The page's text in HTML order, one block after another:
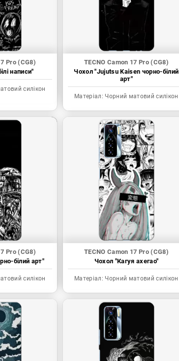
Pro (CG8)
написи"
силікон
TECNO Camon 17 Pro (CG8)
Чохол "Jujutsu Kaisen чорно-білий
арт"
Матеріал: Чорний матовий силікон
Pro (CG8)
білий арт"
силікон
TECNO Camon 17 Pro (CG8)
Чохол "Кагуя ахегао"
Матеріал: Чорний матовий силікон